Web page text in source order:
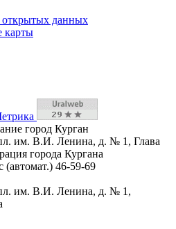
открытых данных
карты
город Курган
им. В.И. Ленина, д. № 1, Глава
города Кургана
(автомат.) 46-59-69
пл. им. В.И. Ленина, д. № 1,